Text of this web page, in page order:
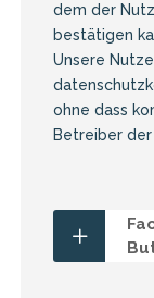
dem der
bestätigen
Unsere
ohne dass
Betreiber